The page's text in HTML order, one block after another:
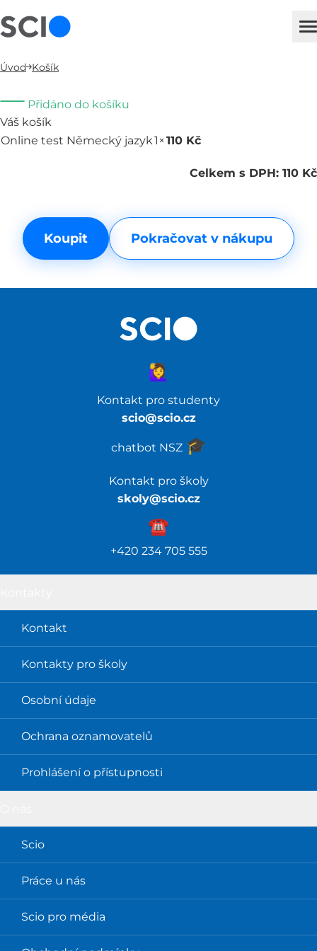
Úvod Košík
Přidáno do košíku
Váš košík
Online test Německý jazyk1×110 Kč
Celkem s DPH: 110 Kč
Pokračovat v nákupu
Koupit
Kontakt pro studenty
scio@scio.cz
chatbot NSZ 🎓️
🙋‍♀️
Kontakt pro školy
skoly@scio.cz
☎️️
+420 234 705 555
Kontakt
Kontakty pro školy
Osobní údaje
Ochrana oznamovatelů
Prohlášení o přístupnosti
Scio
Práce u nás
Scio pro média